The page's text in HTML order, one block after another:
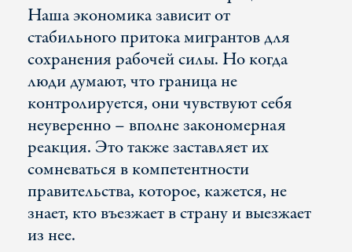
Наша экономика зависит от
стабильного притока мигрантов для
сохранения рабочей силы. Но когда
люди думают, что граница не
контролируется, они чувствуют себя
неуверенно – вполне закономерная
реакция. Это также заставляет их
сомневаться в компетентности
правительства, которое, кажется, не
знает, кто въезжает в страну и выезжает
из нее.